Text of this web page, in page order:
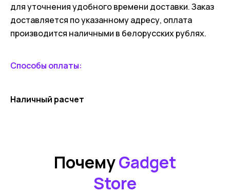
для уточнения удобного времени доставки. Заказ
доставляется по указанному адресу, оплата
производится наличными в белорусских рублях.
Способы оплаты:
Наличный расчет
ПочемуGadget
Store